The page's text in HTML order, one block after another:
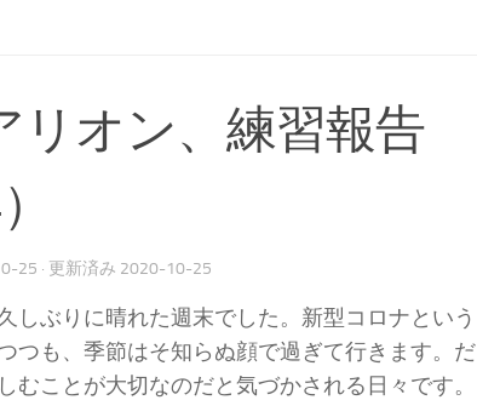
リオン、練習報告
25 · 更新済み 2020-10-25
しぶりに晴れた週末でした。新型コロナという
つも、季節はそ知らぬ顔で過ぎて行きます。だ
むことが大切なのだと気づかされる日々です。